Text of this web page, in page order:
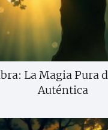
La Magia Pura
Auténtica